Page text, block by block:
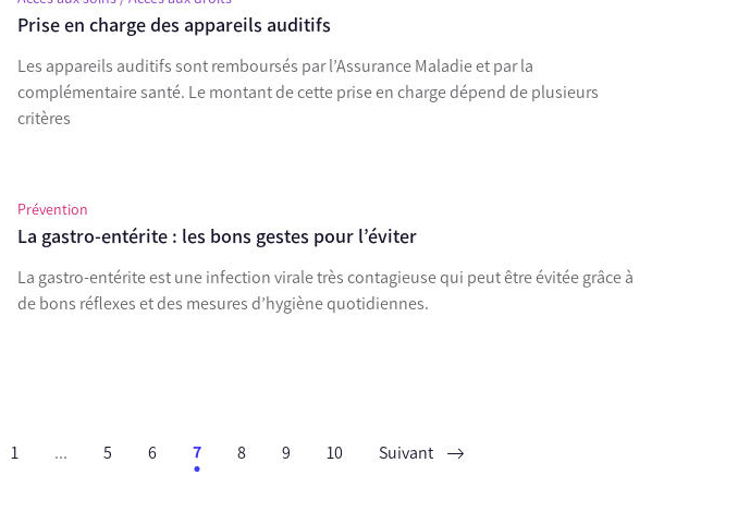
Prise en charge des appareils auditifs
Les appareils auditifs sont remboursés par l’Assurance Maladie et par la
complémentaire santé. Le montant de cette prise en charge dépend de plusieurs
critères
Prévention
La gastro-entérite : les bons gestes pour l’éviter
La gastro-entérite est une infection virale très contagieuse qui peut être évitée grâce à
de bons réflexes et des mesures d’hygiène quotidiennes.
1 ... 5 6 7 8 9 10 Suivant